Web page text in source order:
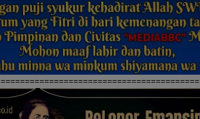
=========================================